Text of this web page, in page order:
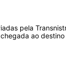
pela
ao destino